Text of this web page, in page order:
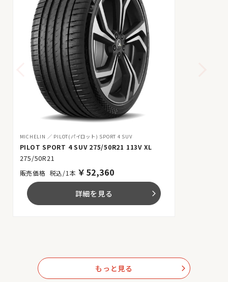
MICHELIN PILOT(パイロット) SPORT 4 SUV
PILOT SPORT 4 SUV 275/50R21 113V XL
275/50R21
税込/1本 ￥ 52,360
詳細を見る arrow_forward_ios
もっと見る arrow_forward_ios